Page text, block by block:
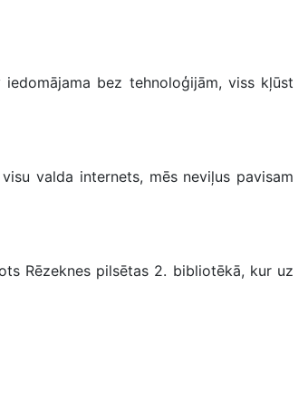
bez tehnoloģijām, viss kļūst
valda internets, mēs neviļus pavisam
Rēzeknes pilsētas 2. bibliotēkā, kur uz